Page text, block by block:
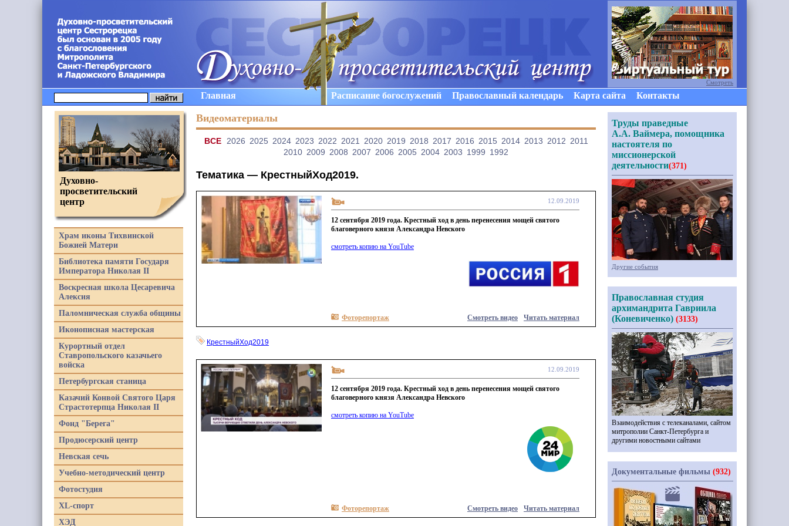
Главная Расписание богослужений Православный календарь Карта сайта Контакты
Видеоматериалы
ВCE 2026 2025 2024 2023 2022 2021 2020 2019 2018 2017 2016 2015 2014 2013 2012 2011
2010 2009 2008 2007 2006 2005 2004 2003 1999 1992
Тематика — КрестныйХод2019.
12.09.2019
12 сентября 2019 года. Крестный ход в день перенесения мощей святого
благоверного князя Александра Невского
смотреть копию на YouTube
Фоторепортаж Читать материал
Смотреть видео
КрестныйХод2019
12.09.2019
12 сентября 2019 года. Крестный ход в день перенесения мощей святого
благоверного князя Александра Невского
смотреть копию на YouTube
Фоторепортаж Читать материал
Смотреть видео
Духовно-
просветительский
центр
Храм иконы Тихвинской
Божией Матери
Библиотека памяти Государя
Императора Николая II
Воскресная школа Цесаревича
Алексия
Паломническая служба общины
Иконописная мастерская
Курортный отдел
Ставропольского казачьего
войска
Петербургская станица
Казачий Конвой Святого Царя
Страстотерпца Николая II
Фонд "Берега"
Продюсерский центр
Невская сечь
Учебно-методический центр
Фотостудия
XL-спорт
ХЭД
Смотреть
Труды праведные
А.А. Ваймера, помощника
настоятеля по
миссионерской
деятельности(371)
Другие события
Православная студия
архимандрита Гавриила
(Коневиченко) (3133)
Взаимодействия с телеканалами, сайтом
митрополии Санкт-Петербурга и
другими новостными сайтами
Документальные фильмы (932)